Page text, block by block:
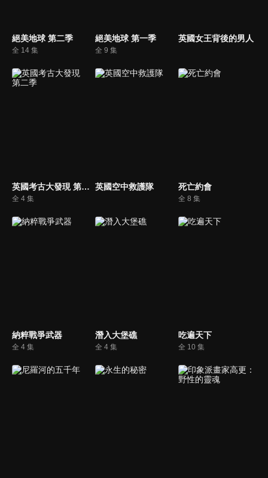
絕美地球 第二季
全 14 集
絕美地球 第一季
全 9 集
英國女王背後的男人
英國考古大發現 第二季
全 4 集
英國空中救護隊 死亡約會
全 8 集
納粹戰爭武器
全 4 集
潛入大堡礁
全 4 集
吃遍天下
全 10 集